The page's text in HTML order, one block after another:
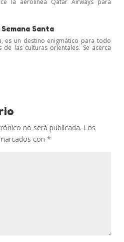
la aerolínea Qatar Airways para
Santa
es un destino enigmático para todo
las culturas orientales. Se acerca
no será publicada. Los
con *